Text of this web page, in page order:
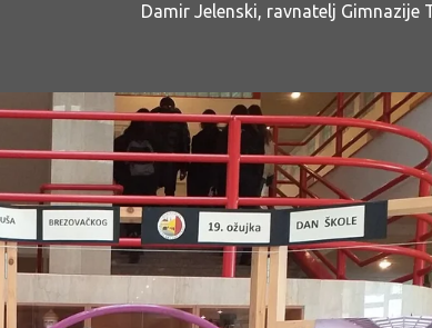
Damir Jelenski, ravnatelj Gimnazije